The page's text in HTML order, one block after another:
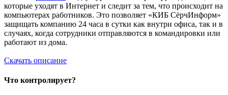
которые уходят в Интернет и следит за тем, что происходит на
компьютерах работников. Это позволяет «КИБ СёрчИнформ»
защищать компанию 24 часа в сутки как внутри офиса, так и в
случаях, когда сотрудники отправляются в командировки или
работают из дома.
Скачать описание
Что контролирует?